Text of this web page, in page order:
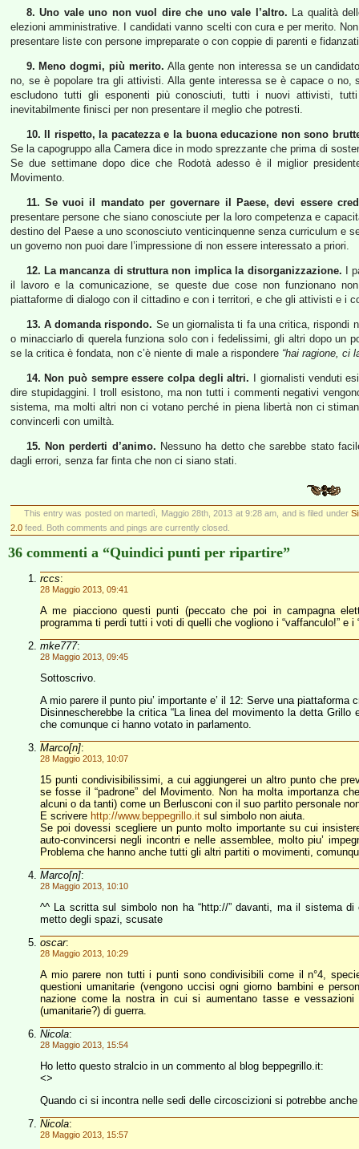
8. Uno vale uno non vuol dire che uno vale l’altro. La qualità
elezioni amministrative. I candidati vanno scelti con cura e per merito.
presentare liste con persone impreparate o con coppie di parenti e
9. Meno dogmi, più merito. Alla gente non interessa se un
no, se è popolare tra gli attivisti. Alla gente interessa se è capace o
escludono tutti gli esponenti più conosciuti, tutti i nuovi attivisti,
inevitabilmente finisci per non presentare il meglio che potresti.
10. Il rispetto, la pacatezza e la buona educazione non sono
Se la capogruppo alla Camera dice in modo sprezzante che prima di
Se due settimane dopo dice che Rodotà adesso è il miglior
Movimento.
11. Se vuoi il mandato per governare il Paese, devi essere
presentare persone che siano conosciute per la loro competenza e
destino del Paese a uno sconosciuto venticinquenne senza curriculum e
un governo non puoi dare l’impressione di non essere interessato a priori.
12. La mancanza di struttura non implica la disorganizzazione. I
il lavoro e la comunicazione, se queste due cose non funzionano
piattaforme di dialogo con il cittadino e con i territori, e che gli attivisti e i
13. A domanda rispondo. Se un giornalista ti fa una critica, rispondi
o minacciarlo di querela funziona solo con i fedelissimi, gli altri dopo un
se la critica è fondata, non c’è niente di male a rispondere “hai ragione, ci
14. Non può sempre essere colpa degli altri. I giornalisti venduti
dire stupidaggini. I troll esistono, ma non tutti i commenti negativi
sistema, ma molti altri non ci votano perché in piena libertà non ci
convincerli con umiltà.
15. Non perderti d’animo. Nessuno ha detto che sarebbe stato
dagli errori, senza far finta che non ci siano stati.
This entry was posted on martedì, Maggio 28th, 2013 at 9:28 am, and is filed under
2.0 feed. Both comments and pings are currently closed.
36 commenti a “Quindici punti per ripartire”
rccs:
28 Maggio 2013, 09:41
A me piacciono questi punti (peccato che poi in campagna
programma ti perdi tutti i voti di quelli che vogliono i “vaffanculo!” e i
mke777:
28 Maggio 2013, 09:45
Sottoscrivo.
A mio parere il punto piu’ importante e’ il 12: Serve una piattaforma
Disinnescherebbe la critica “La linea del movimento la detta
che comunque ci hanno votato in parlamento.
Marco[n]:
28 Maggio 2013, 10:07
15 punti condivisibilissimi, a cui aggiungerei un altro punto che
se fosse il “padrone” del Movimento. Non ha molta importanza
alcuni o da tanti) come un Berlusconi con il suo partito personale
E scrivere http://www.beppegrillo.it sul simbolo non aiuta.
Se poi dovessi scegliere un punto molto importante su cui
auto-convincersi negli incontri e nelle assemblee, molto piu’
Problema che hanno anche tutti gli altri partiti o movimenti,
Marco[n]:
28 Maggio 2013, 10:10
^^ La scritta sul simbolo non ha “http://” davanti, ma il sistema
metto degli spazi, scusate
oscar:
28 Maggio 2013, 10:29
A mio parere non tutti i punti sono condivisibili come il n°4,
questioni umanitarie (vengono uccisi ogni giorno bambini e
nazione come la nostra in cui si aumentano tasse e
(umanitarie?) di guerra.
Nicola:
28 Maggio 2013, 15:54
Ho letto questo stralcio in un commento al blog beppegrillo.it:
<>
Quando ci si incontra nelle sedi delle circoscizioni si potrebbe
Nicola:
28 Maggio 2013, 15:57